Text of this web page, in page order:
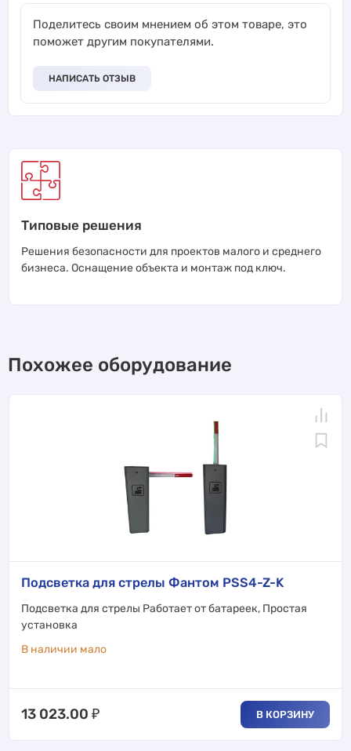
Поделитесь своим мнением об этом товаре, это
поможет другим покупателями.
НАПИСАТЬ ОТЗЫВ
Типовые решения
Решения безопасности для проектов малого и среднего
бизнеса. Оснащение объекта и монтаж под ключ.
Похожее оборудование
Подсветка для стрелы Фантом PSS4-Z-K
Подсветка для стрелы Работает от батареек, Простая
установка
В наличии мало
13 023.00 ₽ В КОРЗИНУ